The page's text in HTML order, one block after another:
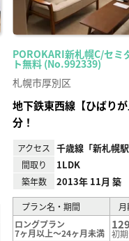
POROKARI新札幌C/セミ
ト無料 (No.992339)
札幌市厚別区
地下鉄東西線【ひばり
分！
アクセス 千歳線「新札幌
間取り 1LDK
築年数
2013年 11月 築
プラン名・期間
ロングプラン
7ヶ月以上～24ヶ月未満
初